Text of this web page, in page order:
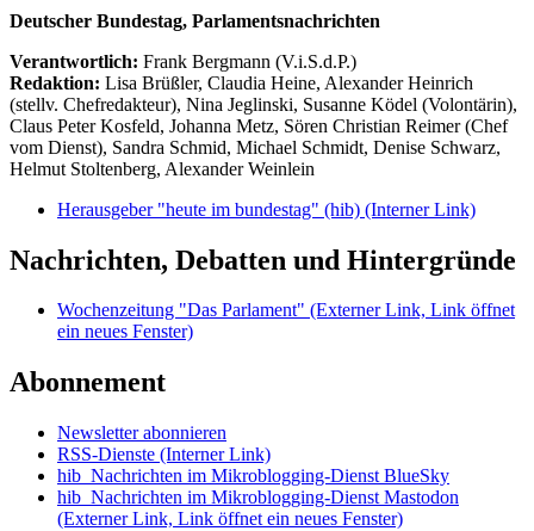
Deutscher Bundestag, Parlamentsnachrichten
Verantwortlich: Frank Bergmann (V.i.S.d.P.)
Redaktion: Lisa Brüßler, Claudia Heine, Alexander Heinrich
(stellv. Chefredakteur), Nina Jeglinski, Susanne Ködel (Volontärin),
Claus Peter Kosfeld, Johanna Metz, Sören Christian Reimer (Chef
vom Dienst), Sandra Schmid, Michael Schmidt, Denise Schwarz,
Helmut Stoltenberg, Alexander Weinlein
Herausgeber "heute im bundestag" (hib) (Interner Link)
Nachrichten, Debatten und Hintergründe
Wochenzeitung "Das Parlament" (Externer Link, Link öffnet
ein neues Fenster)
Abonnement
Newsletter abonnieren
RSS-Dienste (Interner Link)
hib_Nachrichten im Mikroblogging-Dienst BlueSky
hib_Nachrichten im Mikroblogging-Dienst Mastodon
(Externer Link, Link öffnet ein neues Fenster)